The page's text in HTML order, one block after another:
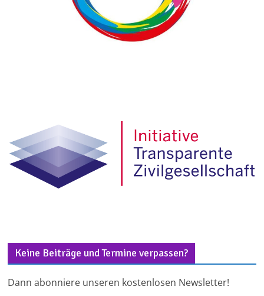
Keine Beiträge und Termine verpassen?
Dann abonniere unseren kostenlosen Newsletter!